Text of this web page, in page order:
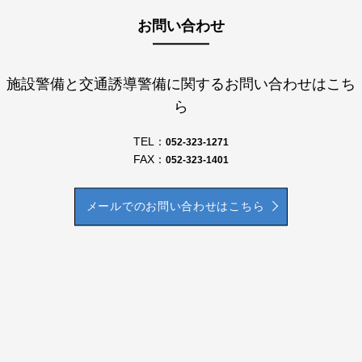
お問い合わせ
施設警備と交通誘導警備に関するお問い合わせはこち
ら
TEL： 052-323-1271
FAX： 052-323-1401
メールでのお問い合わせはこちら